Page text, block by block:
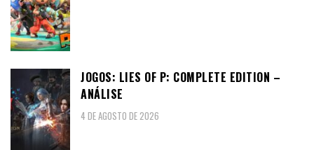
JOGOS: LIES OF P: COMPLETE EDITION –
ANÁLISE
4 DE AGOSTO DE 2026